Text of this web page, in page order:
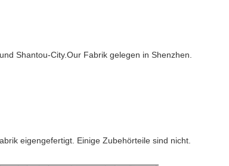
Shantou-City.Our Fabrik gelegen in Shenzhen.
eigengefertigt. Einige Zubehörteile sind nicht.